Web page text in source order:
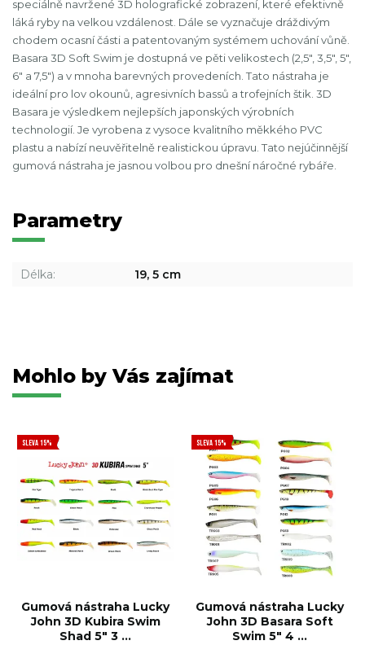
speciálně navržené 3D holografické zobrazení, které efektivně
láká ryby na velkou vzdálenost. Dále se vyznačuje dráždivým
chodem ocasní části a patentovaným systémem uchování vůně.
Basara 3D Soft Swim je dostupná ve pěti velikostech (2,5", 3,5", 5",
6" a 7,5") a v mnoha barevných provedeních. Tato nástraha je
ideální pro lov okounů, agresivních bassů a trofejních štik. 3D
Basara je výsledkem nejlepších japonských výrobních
technologií. Je vyrobena z vysoce kvalitního měkkého PVC
plastu a nabízí neuvěřitelně realistickou úpravu. Tato nejúčinnější
gumová nástraha je jasnou volbou pro dnešní náročné rybáře.
Parametry
Délka: 19, 5 cm
Mohlo by Vás zajímat
SLEVA 15%
Gumová nástraha Lucky
John 3D Kubira Swim
Shad 5" 3 ...
SLEVA 15%
Gumová nástraha Lucky
John 3D Basara Soft
Swim 5" 4 ...